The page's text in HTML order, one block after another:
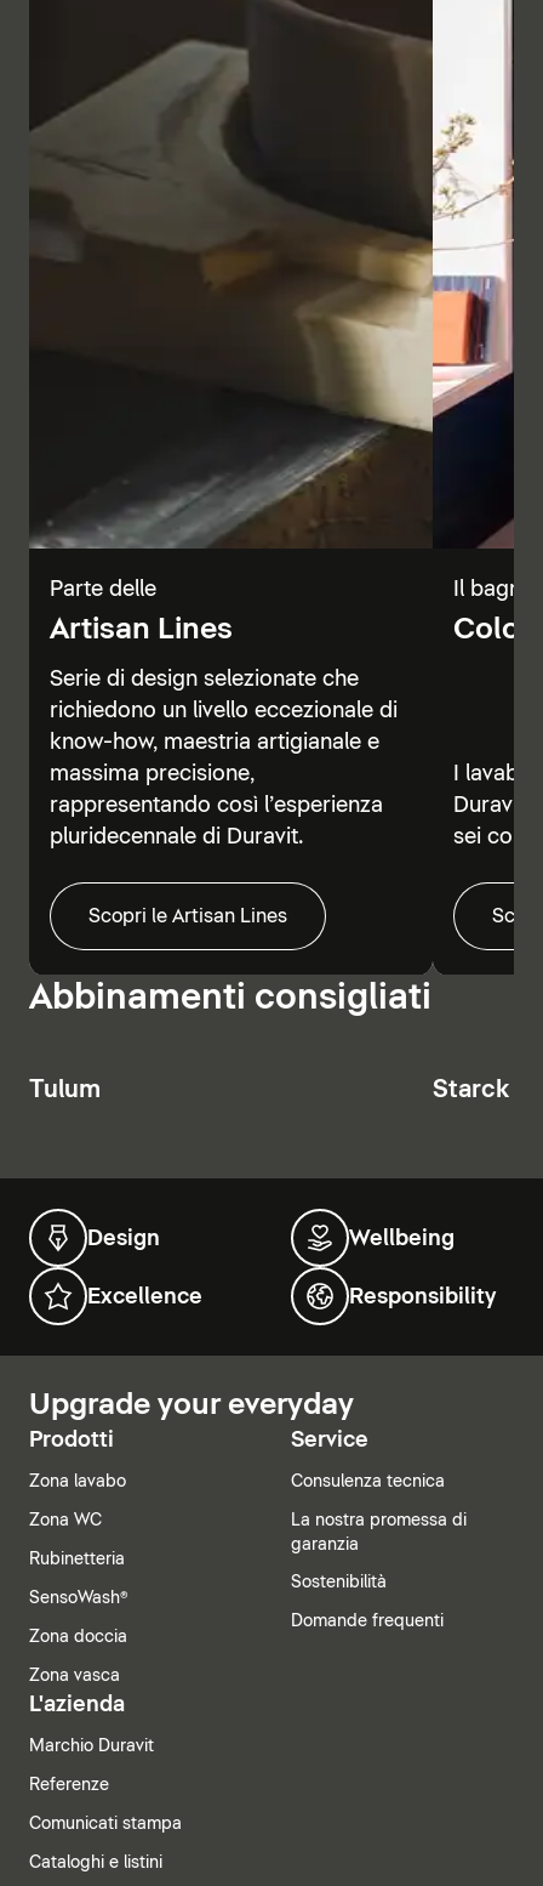
Parte delle
Artisan Lines
Serie di design selezionate che
richiedono un livello eccezionale di
know-how, maestria artigianale e
massima precisione,
rappresentando così l’esperienza
pluridecennale di Duravit.
Scopri le Artisan Lines
Il
Color
I
Duravit
sei
Abbinamenti consigliati
Tulum Starck T
Design Wellbeing
Excellence Responsibility
Upgrade your everyday
Prodotti
Zona lavabo
Zona WC
Rubinetteria
SensoWash®
Zona doccia
Zona vasca
Service
Consulenza tecnica
La nostra promessa di
garanzia
Sostenibilità
Domande frequenti
L'azienda
Marchio Duravit
Referenze
Comunicati stampa
Cataloghi e listini